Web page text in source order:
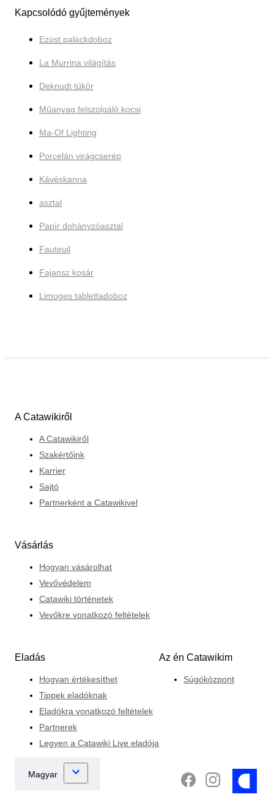
Kapcsolódó gyűjtemények
Ezüst palackdoboz
La Murrina világítás
Deknudt tükör
Műanyag felszolgáló kocsi
Ma-Of Lighting
Porcelán virágcserép
Kávéskanna
asztal
Papír dohányzóasztal
Fauteuil
Fajansz kosár
Limoges tablettadoboz
A Catawikiről
A Catawikiről
Szakértőink
Karrier
Sajtó
Partnerként a Catawikivel
Vásárlás
Hogyan vásárolhat
Vevővédelem
Catawiki történetek
Vevőkre vonatkozó feltételek
Eladás
Hogyan értékesíthet
Tippek eladóknak
Eladókra vonatkozó feltételek
Partnerek
Legyen a Catawiki Live eladója
Az én Catawikim
Súgóközpont